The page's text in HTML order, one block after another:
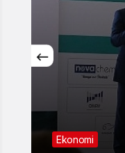
Gece
Gece
Sistem
Sistem